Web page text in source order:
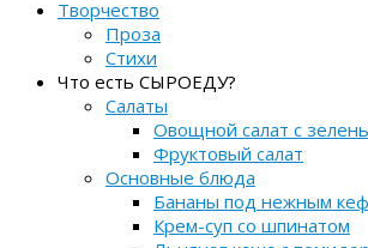
Творчество
Проза
Стихи
Что есть СЫРОЕДУ?
Салаты
Овощной салат с
Фруктовый салат
Основные блюда
Бананы под нежным
Крем-суп со шпинатом